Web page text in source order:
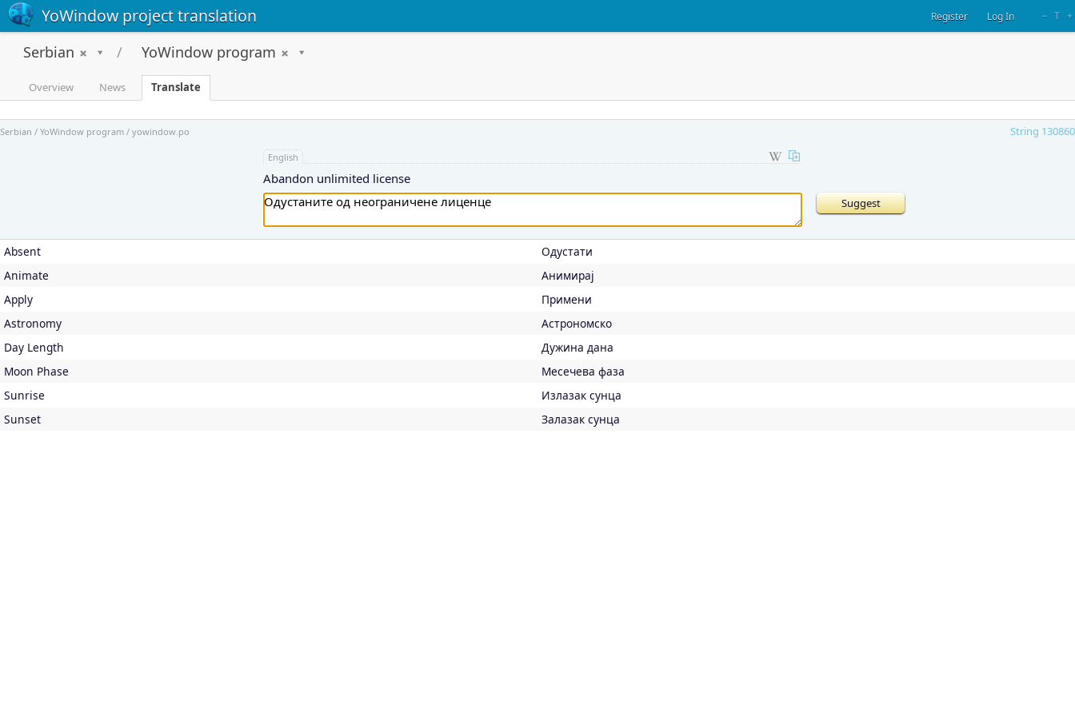
YoWindow project translation – T +
Register Log In
Serbian YoWindow program
Overview News Translate
Serbian / YoWindow program / yowindow.po String 130860
English
Abandon unlimited license
Absent
Oдустати
Animate
Aнимирај
Apply
Примени
Astronomy
Астрономско
Day Length
Дужина дана
Moon Phase
Месечева фаза
Sunrise
Излазак сунца
Sunset
Залазак сунца